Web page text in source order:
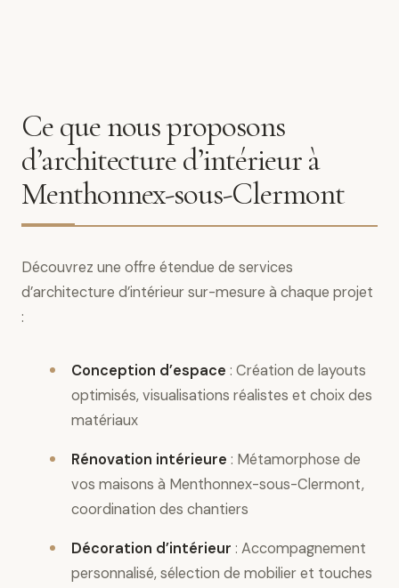
Ce que nous proposons
d’architecture d’intérieur à
Menthonnex-sous-Clermont
Découvrez une offre étendue de services
d’architecture d’intérieur sur-mesure à chaque projet
:
Conception d’espace : Création de layouts
optimisés, visualisations réalistes et choix des
matériaux
Rénovation intérieure : Métamorphose de
vos maisons à Menthonnex-sous-Clermont,
coordination des chantiers
Décoration d’intérieur : Accompagnement
personnalisé, sélection de mobilier et touches